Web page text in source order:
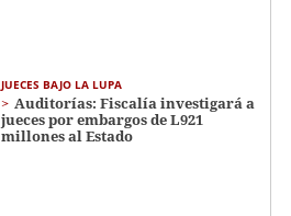
JUECES BAJO LA LUPA
Auditorías: Fiscalía investigará a
jueces por embargos de L921
millones al Estado